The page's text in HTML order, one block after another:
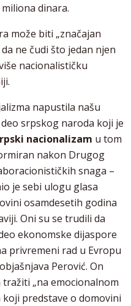
dinara.
može biti „značajan
ne čudi što jedan njen
nacionalističku
napustila našu
srpskog naroda koji je
nacionalizam u tom
nakon Drugog
snaga –
je sebi ulogu glasa
osamdesetih godina
Oni su se trudili da
ekonomske dijaspore
privremeni rad u Evropu
Perović. On
„na emocionalnom
predstave o domovini